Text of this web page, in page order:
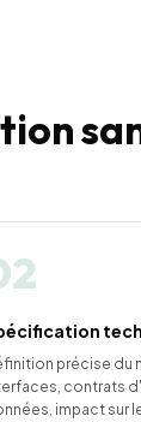
précise du
contrats
impact sur